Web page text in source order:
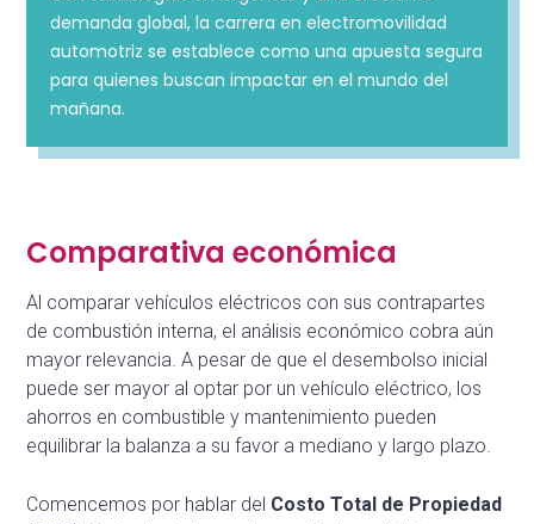
demanda global, la carrera en electromovilidad
automotriz se establece como una apuesta segura
para quienes buscan impactar en el mundo del
mañana.
Comparativa económica
Al comparar vehículos eléctricos con sus contrapartes
de combustión interna, el análisis económico cobra aún
mayor relevancia. A pesar de que el desembolso inicial
puede ser mayor al optar por un vehículo eléctrico, los
ahorros en combustible y mantenimiento pueden
equilibrar la balanza a su favor a mediano y largo plazo.
Comencemos por hablar del Costo Total de Propiedad